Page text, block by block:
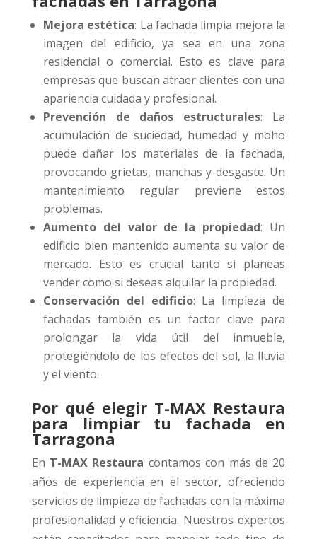
Mejora estética: La fachada limpia mejora la
imagen del edificio, ya sea en una zona
residencial o comercial. Esto es clave para
empresas que buscan atraer clientes con una
apariencia cuidada y profesional.
Prevención de daños estructurales: La
acumulación de suciedad, humedad y moho
puede dañar los materiales de la fachada,
provocando grietas, manchas y desgaste. Un
mantenimiento regular previene estos
problemas.
Aumento del valor de la propiedad: Un
edificio bien mantenido aumenta su valor de
mercado. Esto es crucial tanto si planeas
vender como si deseas alquilar la propiedad.
Conservación del edificio: La limpieza de
fachadas también es un factor clave para
prolongar la vida útil del inmueble,
protegiéndolo de los efectos del sol, la lluvia
y el viento.
Por qué elegir T-MAX Restaura
para limpiar tu fachada en
Tarragona
En T-MAX Restaura contamos con más de 20
años de experiencia en el sector, ofreciendo
servicios de limpieza de fachadas con la máxima
profesionalidad y eficiencia. Nuestros expertos